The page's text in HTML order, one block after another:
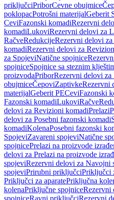
priključciPriborCevne obujmice
poklopacPotrošni materijalGeberit
CeviFazonski komadiRezervni
komadiLukoviRezervni delovi za
RačveRedukcijeRezervni delovi
komadiRezervni delovi za
za SpojeviNatične spojnice
spojniceSpojnice sa steznim
proizvodaPriborRezervni delovi za
obujmiceČepoviZaptivkeRezervni
materijalGeberit PECeviFazonski
Fazonski komadiLukoviRačve
delovi za Revizioni komadiPrelazi
delovi za Posebni fazonski komadi
komadiKolenaPosebni fazonski
SpojeviZavareni spojeviNatične
spojnicePrelazi na proizvode
delovi za Prelazi na proizvode
spojeviRezervni delovi za Navojni
spojeviPrirubni priključciPriključci
Priključci za aparatePriključna
kolenaPriključne spojniceRezervni
spojniceRavni priključciRezervni